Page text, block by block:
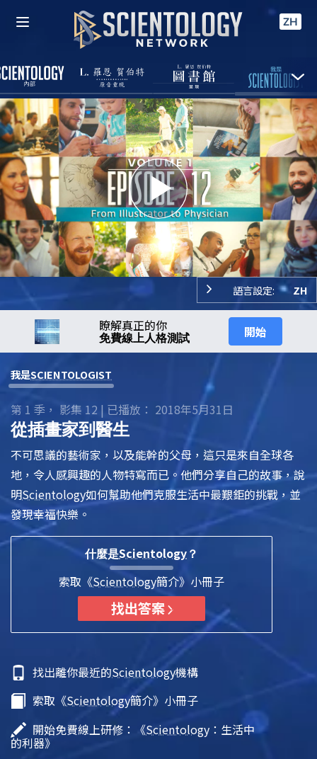
ZH
Play
Video
語言設定: ZH
瞭解真正的你
免費線上人格測試 開始
我是SCIENTOLOGIST
第 1 季， 影集 12 | 已播放： 2018年5月31日
從插畫家到醫生
不可思議的藝術家，以及能幹的父母，這只是來自全球各
地，令人感興趣的人物特寫而已。他們分享自己的故事，說
明Scientology如何幫助他們克服生活中最艱鉅的挑戰，並
發現幸福快樂。
什麼是Scientology ？
索取《Scientology簡介》小冊子
找出答案
找出離你最近的Scientology機構
索取《Scientology簡介》小冊子
開始免費線上研修：《Scientology ：生活中
的利器》